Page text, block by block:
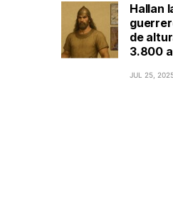
Hallan
de
3.800
JUL 25,